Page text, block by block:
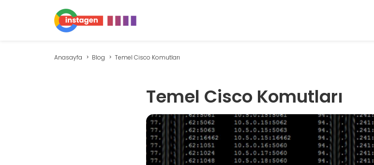
Anasayfa Blog Temel Cisco Komutları
Temel Cisco Komutları